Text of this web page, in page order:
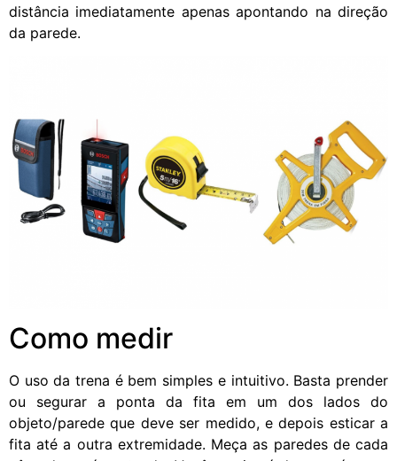
distância imediatamente apenas apontando na direção
da parede.
Como medir
O uso da trena é bem simples e intuitivo. Basta prender
ou segurar a ponta da fita em um dos lados do
objeto/parede que deve ser medido, e depois esticar a
fita até a outra extremidade. Meça as paredes de cada